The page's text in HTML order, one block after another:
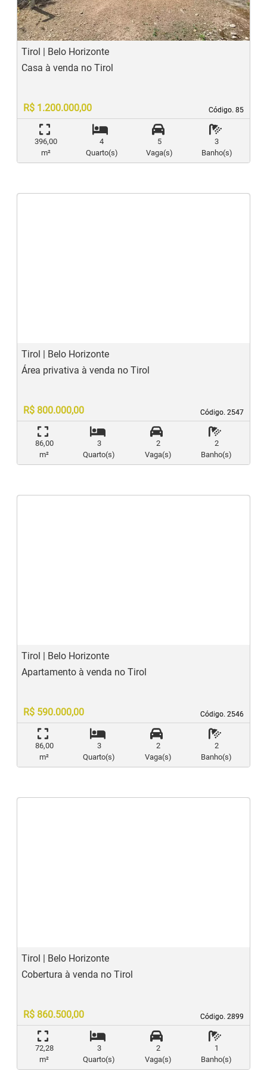
Tirol | Belo Horizonte
Código. 85
Código. 85
Casa à venda no Tirol
R$ 1.200.000,00
396,00
m²
4
Quarto(s)
5
Vaga(s)
3
Banho(s)
Tirol | Belo Horizonte
Código. 2547
Código. 2547
Área privativa à venda no Tirol
R$ 800.000,00
86,00
m²
3
Quarto(s)
2
Vaga(s)
2
Banho(s)
Tirol | Belo Horizonte
Código. 2546
Código. 2546
Apartamento à venda no Tirol
R$ 590.000,00
86,00
m²
3
Quarto(s)
2
Vaga(s)
2
Banho(s)
Tirol | Belo Horizonte
Código. 2899
Código. 2899
Cobertura à venda no Tirol
R$ 860.500,00
72,28
m²
3
Quarto(s)
2
Vaga(s)
1
Banho(s)